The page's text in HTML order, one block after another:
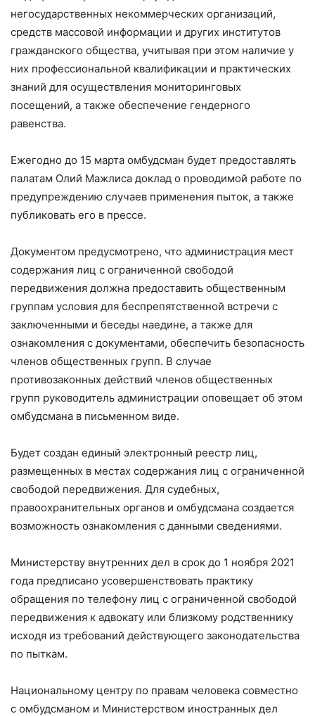
негосударственных некоммерческих организаций,
средств массовой информации и других институтов
гражданского общества, учитывая при этом наличие у
них профессиональной квалификации и практических
знаний для осуществления мониторинговых
посещений, а также обеспечение гендерного
равенства.
Ежегодно до 15 марта омбудсман будет предоставлять
палатам Олий Мажлиса доклад о проводимой работе по
предупреждению случаев применения пыток, а также
публиковать его в прессе.
Документом предусмотрено, что администрация мест
содержания лиц с ограниченной свободой
передвижения должна предоставить общественным
группам условия для беспрепятственной встречи с
заключенными и беседы наедине, а также для
ознакомления с документами, обеспечить безопасность
членов общественных групп. В случае
противозаконных действий членов общественных
групп руководитель администрации оповещает об этом
омбудсмана в письменном виде.
Будет создан единый электронный реестр лиц,
размещенных в местах содержания лиц с ограниченной
свободой передвижения. Для судебных,
правоохранительных органов и омбудсмана создается
возможность ознакомления с данными сведениями.
Министерству внутренних дел в срок до 1 ноября 2021
года предписано усовершенствовать практику
обращения по телефону лиц с ограниченной свободой
передвижения к адвокату или близкому родственнику
исходя из требований действующего законодательства
по пыткам.
Национальному центру по правам человека совместно
с омбудсманом и Министерством иностранных дел